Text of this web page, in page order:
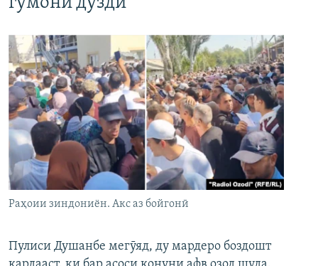
Раҳоии зиндониён. Акс аз бойгонӣ
Пулиси Душанбе мегӯяд, ду мардеро боздошт